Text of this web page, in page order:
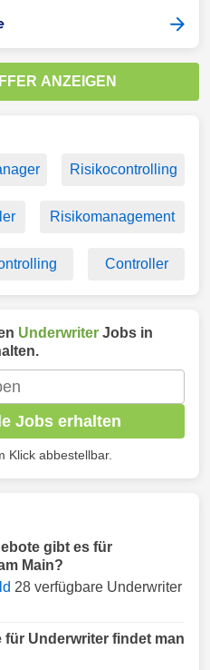
ANZEIGEN
Risikocontrolling
Risikomanagement
Controller
Underwriter Jobs in
Jobs erhalten
Klick abbestellbar.
gibt es für
Main?
28 verfügbare Underwriter
Underwriter findet man